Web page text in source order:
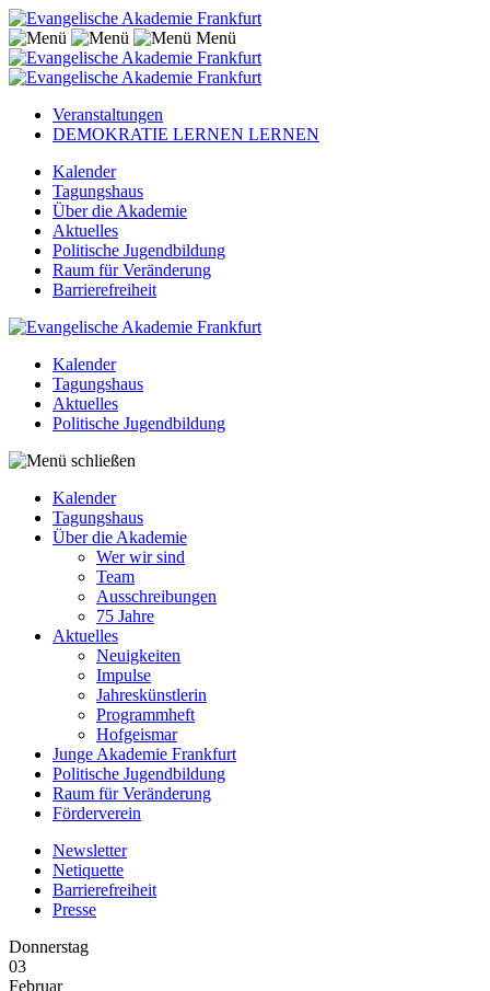
Menü
Veranstaltungen
DEMOKRATIE LERNEN LERNEN
Kalender
Tagungshaus
Über die Akademie
Aktuelles
Politische Jugendbildung
Raum für Veränderung
Barrierefreiheit
Kalender
Tagungshaus
Aktuelles
Politische Jugendbildung
Kalender
Tagungshaus
Über die Akademie
Wer wir sind
Team
Ausschreibungen
75 Jahre
Aktuelles
Neuigkeiten
Impulse
Jahreskünstlerin
Programmheft
Hofgeismar
Junge Akademie Frankfurt
Politische Jugendbildung
Raum für Veränderung
Förderverein
Newsletter
Netiquette
Barrierefreiheit
Presse
Donnerstag
03
Februar